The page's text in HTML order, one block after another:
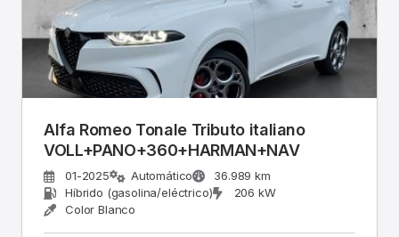
Alfa Romeo Tonale Tributo italiano
VOLL+PANO+360+HARMAN+NAV
01-2025 Automático
36.989 km
Híbrido (gasolina/eléctrico)
206 kW
Color Blanco